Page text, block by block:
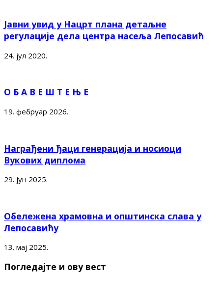
Јавни увид у Нацрт плана детаљне
регулације дела центра насеља Лепосавић
24. јул 2020.
О Б А В Е Ш Т Е Њ Е
19. фебруар 2026.
Награђени ђаци генерација и носиоци
Вукових диплома
29. јун 2025.
Обележена храмовна и општинска слава у
Лепосавићу
13. мај 2025.
Погледајте и ову вест